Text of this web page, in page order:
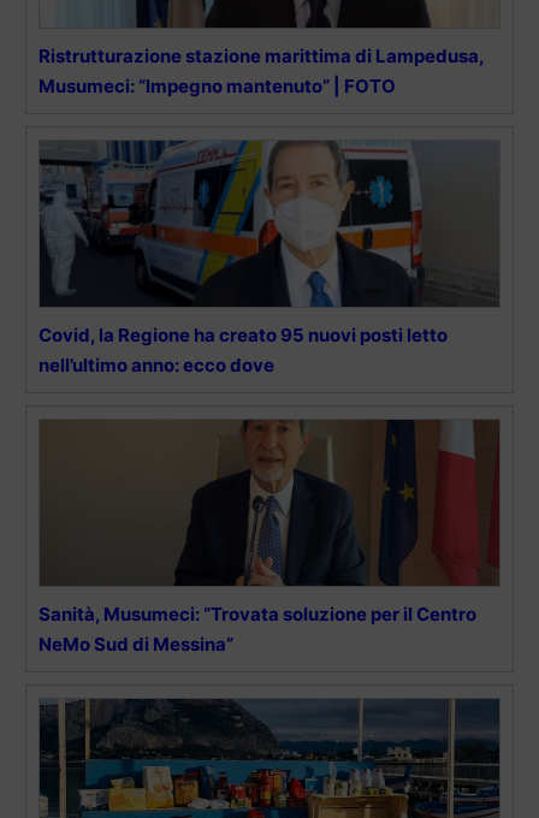
Ristrutturazione stazione marittima di Lampedusa,
Musumeci: “Impegno mantenuto” | FOTO
Covid, la Regione ha creato 95 nuovi posti letto
nell’ultimo anno: ecco dove
Sanità, Musumeci: “Trovata soluzione per il Centro
NeMo Sud di Messina”